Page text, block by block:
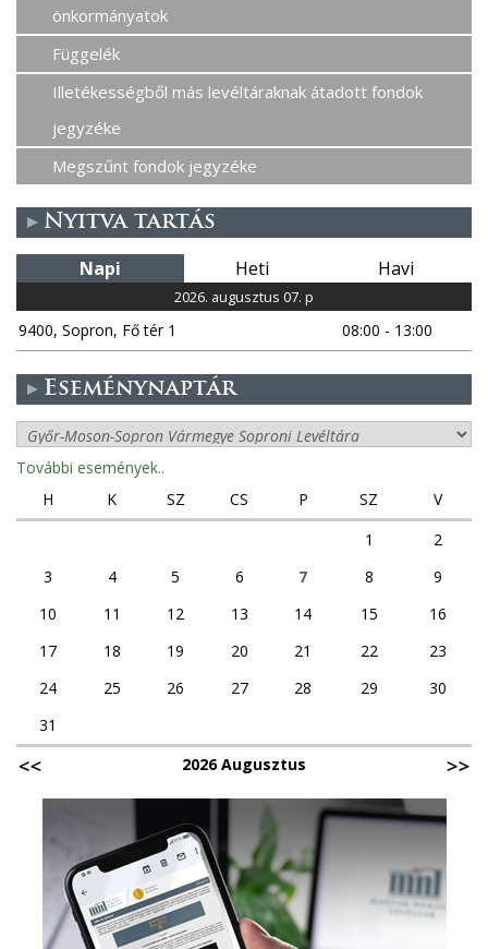
önkormányatok
Függelék
Illetékességből más levéltáraknak átadott fondok
jegyzéke
Megszűnt fondok jegyzéke
Nyitva tartás
Napi Heti Havi
2026. augusztus 07. p
9400, Sopron, Fő tér 1 08:00 - 13:00
Eseménynaptár
További események..
H
K SZ CS P SZ
V
1
2
3
4 5 6 7 8
9
10
11 12 13 14 15
16
17
18 19 20 21 22
23
24
25 26 27 28 29
30
31
2026 Augusztus